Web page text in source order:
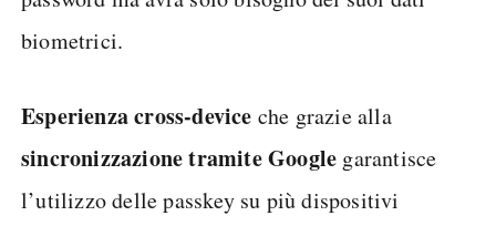
biometrici.
Esperienza cross-device che grazie alla
sincronizzazionetramiteGoogle garantisce
l’utilizzo delle passkey su più dispositivi